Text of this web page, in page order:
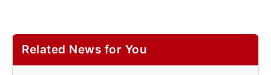
Related News for You